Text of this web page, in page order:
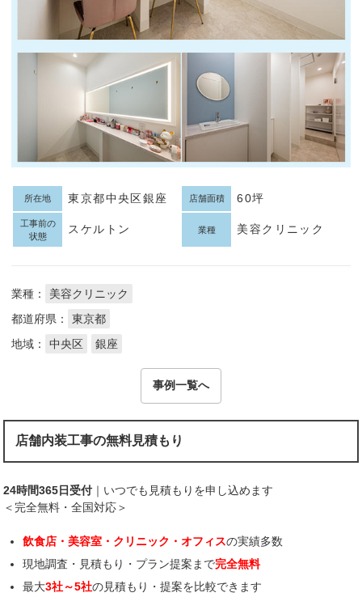
所在地 東京都中央区銀座 店舗面積 60坪
工事前の
状態
スケルトン 業種 美容クリニック
業種：
美容クリニック
都道府県：
東京都
地域：
中央区 銀座
事例一覧へ
店舗内装工事の無料見積もり
24時間365日受付 ｜いつでも見積もりを申し込めます
＜完全無料・全国対応＞
飲食店・美容室・クリニック・オフィスの実績多数
現地調査・見積もり・プラン提案まで完全無料
最大3社～5社の見積もり・提案を比較できます